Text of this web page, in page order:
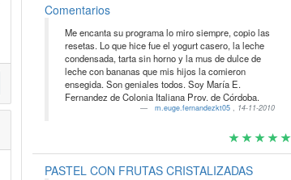
Comentarios
Me encanta su programa lo miro siempre, copio las
resetas. Lo que hice fue el yogurt casero, la leche
condensada, tarta sin horno y la mus de dulce de
leche con bananas que mis hijos la comieron
ensegida. Son geniales todos. Soy María E.
Fernandez de Colonia Italiana Prov. de Córdoba.
m.euge.fernandezkt05, 14-11-2010
PASTEL CON FRUTAS CRISTALIZADAS